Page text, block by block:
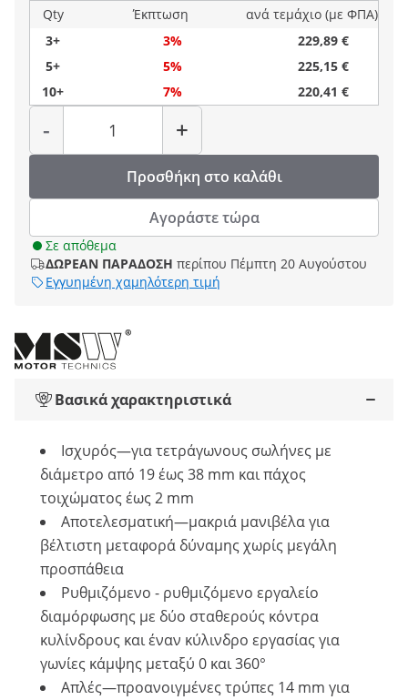
Qty
Έκπτωση
ανά τεμάχιο (με ΦΠΑ)
3+
3%
229,89 €
5+
5%
225,15 €
10+
7% 220,41 €
-
Ποσότητα
+
Προσθήκη στο καλάθι
Αγοράστε τώρα
Σε απόθεμα
ΔΩΡΕΑΝ ΠΑΡΑΔΟΣΗ περίπου Πέμπτη 20 Αυγούστου
Εγγυημένη χαμηλότερη τιμή
Βασικά χαρακτηριστικά
Ισχυρός—για τετράγωνους σωλήνες με
διάμετρο από 19 έως 38 mm και πάχος
τοιχώματος έως 2 mm
Αποτελεσματική—μακριά μανιβέλα για
βέλτιστη μεταφορά δύναμης χωρίς μεγάλη
προσπάθεια
Ρυθμιζόμενο - ρυθμιζόμενο εργαλείο
διαμόρφωσης με δύο σταθερούς κόντρα
κυλίνδρους και έναν κύλινδρο εργασίας για
γωνίες κάμψης μεταξύ 0 και 360°
Απλές—προανοιγμένες τρύπες 14 mm για